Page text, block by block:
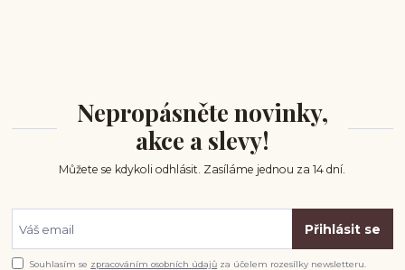
Nepropásněte novinky,
akce a slevy!
Můžete se kdykoli odhlásit. Zasíláme jednou za 14 dní.
Přihlásit se
Souhlasím se zpracováním osobních údajů za účelem rozesílky newsletteru.